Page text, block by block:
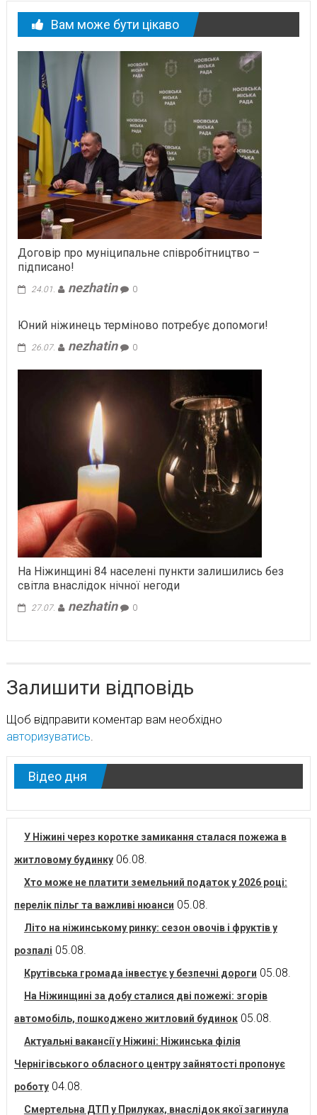
Вам може бути цікаво
Договір про муніципальне співробітництво –
підписано!
24.01. nezhatin 0
Юний ніжинець терміново потребує допомоги!
26.07. nezhatin 0
На Ніжинщині 84 населені пункти залишились без
світла внаслідок нічної негоди
27.07. nezhatin 0
Залишити відповідь
Щоб відправити коментар вам необхідно
авторизуватись
Відео дня
У Ніжині через коротке замикання сталася пожежа в
житловому будинку 06.08.
Хто може не платити земельний податок у 2026 році:
перелік пільг та важливі нюанси 05.08.
Літо на ніжинському ринку: сезон овочів і фруктів у
розпалі 05.08.
Крутівська громада інвестує у безпечні дороги 05.08.
На Ніжинщині за добу сталися дві пожежі: згорів
автомобіль, пошкоджено житловий будинок 05.08.
Актуальні вакансії у Ніжині: Ніжинська філія
Чернігівського обласного центру зайнятості пропонує
роботу 04.08.
Смертельна ДТП у Прилуках, внаслідок якої загинула